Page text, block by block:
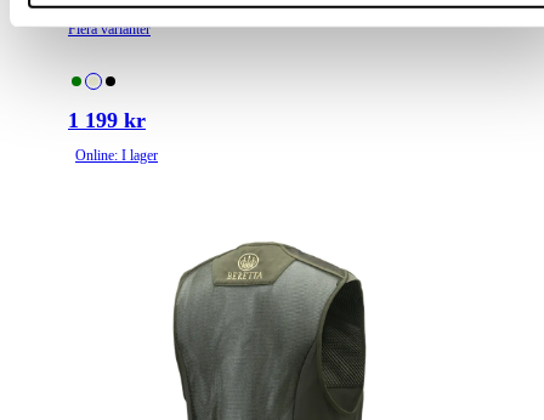
Flera varianter
1 199 kr
Online: I lager